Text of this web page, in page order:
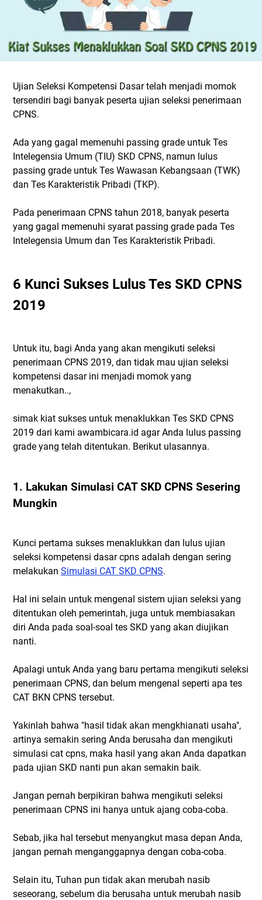
Ujian Seleksi Kompetensi Dasar telah menjadi momok
tersendiri bagi banyak peserta ujian seleksi penerimaan
CPNS.
Ada yang gagal memenuhi passing grade untuk Tes
Intelegensia Umum (TIU) SKD CPNS, namun lulus
passing grade untuk Tes Wawasan Kebangsaan (TWK)
dan Tes Karakteristik Pribadi (TKP).
Pada penerimaan CPNS tahun 2018, banyak peserta
yang gagal memenuhi syarat passing grade pada Tes
Intelegensia Umum dan Tes Karakteristik Pribadi.
6 Kunci Sukses Lulus Tes SKD CPNS
2019
Untuk itu, bagi Anda yang akan mengikuti seleksi
penerimaan CPNS 2019, dan tidak mau ujian seleksi
kompetensi dasar ini menjadi momok yang
menakutkan..,
simak kiat sukses untuk menaklukkan Tes SKD CPNS
2019 dari kami awambicara.id agar Anda lulus passing
grade yang telah ditentukan. Berikut ulasannya.
1. Lakukan Simulasi CAT SKD CPNS Sesering
Mungkin
Kunci pertama sukses menaklukkan dan lulus ujian
seleksi kompetensi dasar cpns adalah dengan sering
melakukan Simulasi CAT SKD CPNS.
Hal ini selain untuk mengenal sistem ujian seleksi yang
ditentukan oleh pemerintah, juga untuk membiasakan
diri Anda pada soal-soal tes SKD yang akan diujikan
nanti.
Apalagi untuk Anda yang baru pertama mengikuti seleksi
penerimaan CPNS, dan belum mengenal seperti apa tes
CAT BKN CPNS tersebut.
Yakinlah bahwa "hasil tidak akan mengkhianati usaha",
artinya semakin sering Anda berusaha dan mengikuti
simulasi cat cpns, maka hasil yang akan Anda dapatkan
pada ujian SKD nanti pun akan semakin baik.
Jangan pernah berpikiran bahwa mengikuti seleksi
penerimaan CPNS ini hanya untuk ajang coba-coba.
Sebab, jika hal tersebut menyangkut masa depan Anda,
jangan pernah menganggapnya dengan coba-coba.
Selain itu, Tuhan pun tidak akan merubah nasib
seseorang, sebelum dia berusaha untuk merubah nasib